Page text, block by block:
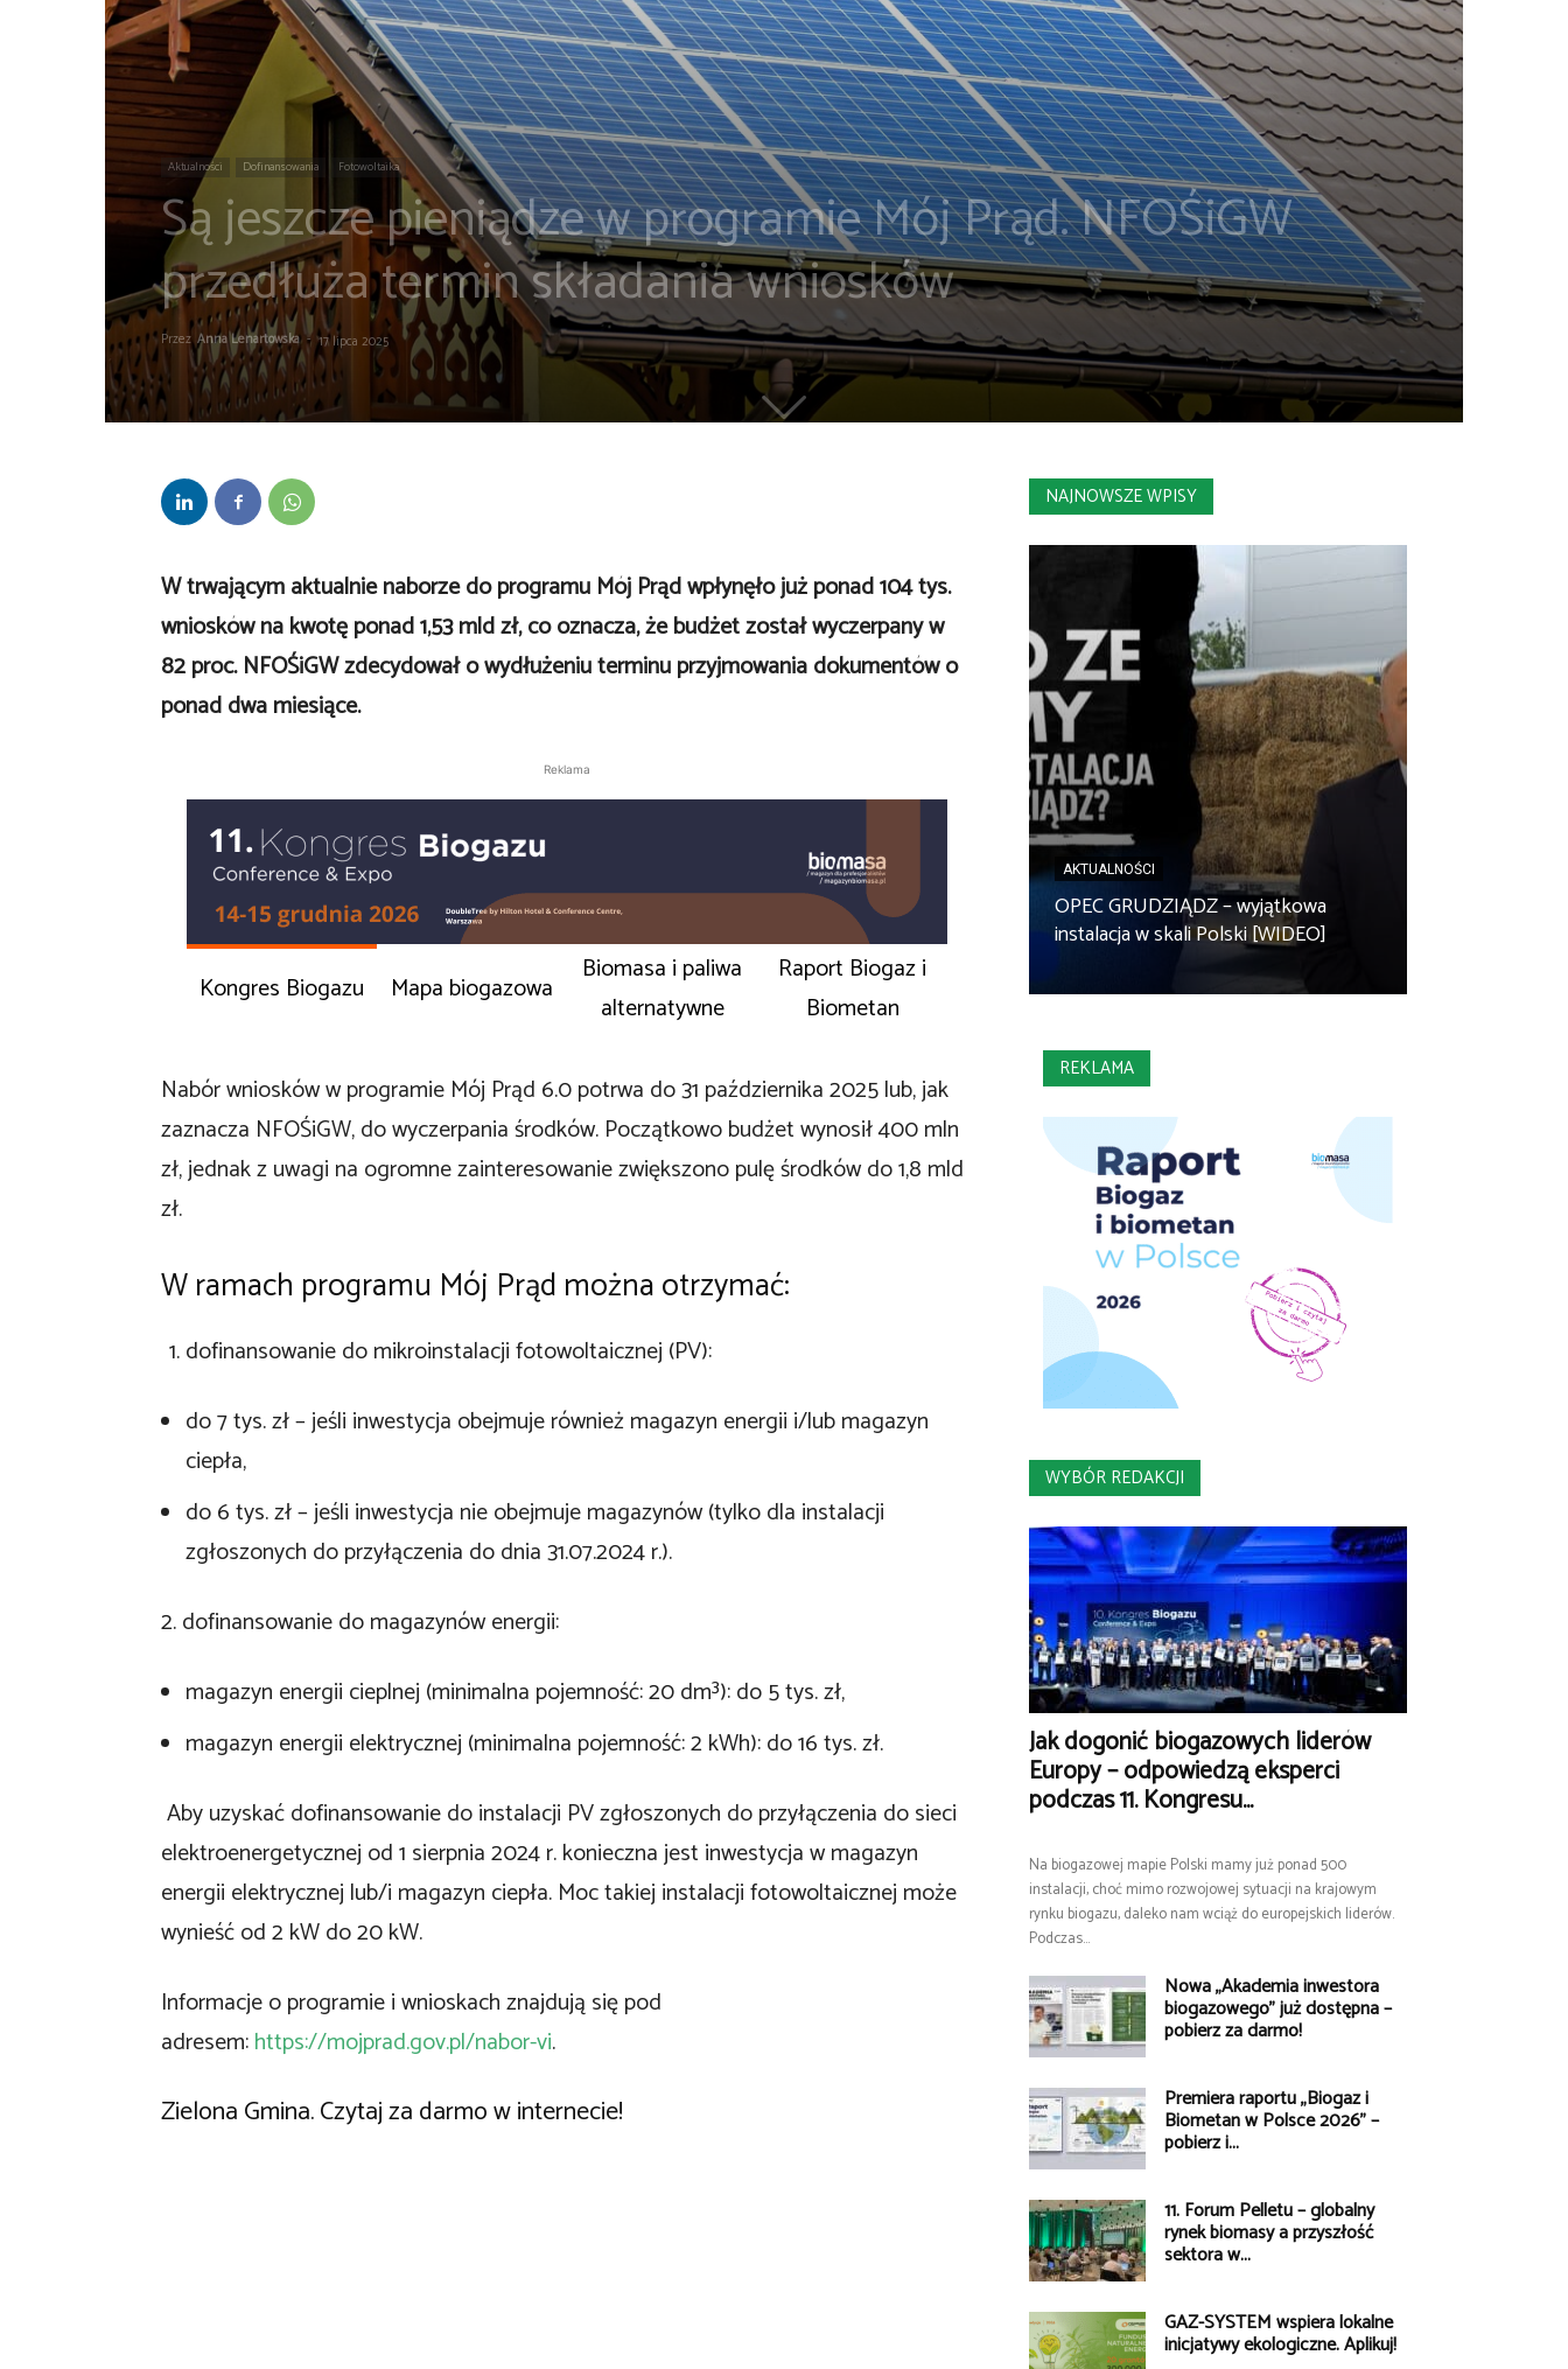
Aktualności Dofinansowania Fotowoltaika
Są jeszcze pieniądze w programie Mój Prąd. NFOŚiGW
przedłuża termin składania wniosków
Przez Anna Lenartowska - 17 lipca 2025
W trwającym aktualnie naborze do programu Mój Prąd wpłynęło już ponad 104 tys.
wniosków na kwotę ponad 1,53 mld zł, co oznacza, że budżet został wyczerpany w
82 proc. NFOŚiGW zdecydował o wydłużeniu terminu przyjmowania dokumentów o
ponad dwa miesiące.
Reklama
Kongres Biogazu Mapa biogazowa
Biomasa i paliwa
alternatywne
Raport Biogaz i
Biometan
Nabór wniosków w programie Mój Prąd 6.0 potrwa do 31 października 2025 lub, jak
zaznacza NFOŚiGW, do wyczerpania środków. Początkowo budżet wynosił 400 mln
zł, jednak z uwagi na ogromne zainteresowanie zwiększono pulę środków do 1,8 mld
zł.
W ramach programu Mój Prąd można otrzymać:
dofinansowanie do mikroinstalacji fotowoltaicznej (PV):
do 7 tys. zł – jeśli inwestycja obejmuje również magazyn energii i/lub magazyn
ciepła,
do 6 tys. zł – jeśli inwestycja nie obejmuje magazynów (tylko dla instalacji
zgłoszonych do przyłączenia do dnia 31.07.2024 r.).
2. dofinansowanie do magazynów energii:
magazyn energii cieplnej (minimalna pojemność: 20 dm³): do 5 tys. zł,
magazyn energii elektrycznej (minimalna pojemność: 2 kWh): do 16 tys. zł.
Aby uzyskać dofinansowanie do instalacji PV zgłoszonych do przyłączenia do sieci
elektroenergetycznej od 1 sierpnia 2024 r. konieczna jest inwestycja w magazyn
energii elektrycznej lub/i magazyn ciepła. Moc takiej instalacji fotowoltaicznej może
wynieść od 2 kW do 20 kW.
Informacje o programie i wnioskach znajdują się pod
adresem:https://mojprad.gov.pl/nabor-vi.
Zielona Gmina. Czytaj za darmo w internecie!
NAJNOWSZE WPISY
AKTUALNOŚCI
OPEC GRUDZIĄDZ – wyjątkowa
instalacja w skali Polski [WIDEO]
REKLAMA
WYBÓR REDAKCJI
Jak dogonić biogazowych liderów
Europy – odpowiedzą eksperci
podczas 11. Kongresu...
Na biogazowej mapie Polski mamy już ponad 500
instalacji, choć mimo rozwojowej sytuacji na krajowym
rynku biogazu, daleko nam wciąż do europejskich liderów.
Podczas...
Nowa „Akademia inwestora
biogazowego” już dostępna –
pobierz za darmo!
Premiera raportu „Biogaz i
Biometan w Polsce 2026” –
pobierz i...
11. Forum Pelletu – globalny
rynek biomasy a przyszłość
sektora w...
GAZ-SYSTEM wspiera lokalne
inicjatywy ekologiczne. Aplikuj!